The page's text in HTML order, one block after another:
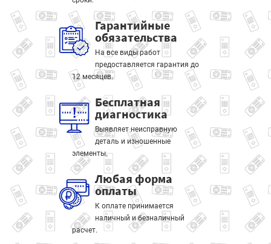
Гарантийные
обязательства
На все виды работ
предоставляется гарантия до
12 месяцев.
Бесплатная
диагностика
Выявляет неисправную
деталь и изношенные
элементы.
Любая форма
оплаты
К оплате принимается
наличный и безналичный
расчет.